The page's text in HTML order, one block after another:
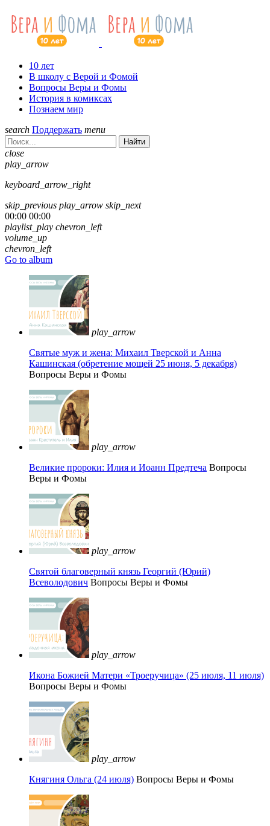
10 лет
В школу с Верой и Фомой
Вопросы Веры и Фомы
История в комиксах
Познаем мир
search Поддержать menu
Найти
close
play_arrow
keyboard_arrow_right
skip_previous play_arrow skip_next
00:00 00:00
playlist_play chevron_left
volume_up
chevron_left
Go to album
play_arrow
Святые муж и жена: Михаил Тверской и Анна
Кашинская (обретение мощей 25 июня, 5 декабря)
Вопросы Веры и Фомы
play_arrow
Великие пророки: Илия и Иоанн Предтеча Вопросы
Веры и Фомы
play_arrow
Святой благоверный князь Георгий (Юрий)
Всеволодович Вопросы Веры и Фомы
play_arrow
Икона Божией Матери «Троеручица» (25 июля, 11 июля)
Вопросы Веры и Фомы
play_arrow
Княгиня Ольга (24 июля) Вопросы Веры и Фомы